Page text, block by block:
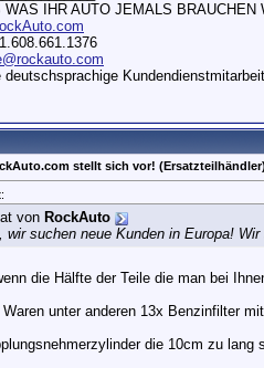
WAS IHR AUTO JEMALS BRAUCHEN
deutschsprachige
stellt sich vor!
von RockAuto
wir suchen neue Kunden in Europa!
die Hälfte der Teile die man bei
Waren unter anderen 13x Benzinfilter
die 10cm zu lang